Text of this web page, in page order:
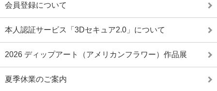
会員登録について
本人認証サービス「3Dセキュア2.0」について
2026 ディップアート（アメリカンフラワー）作品展
夏季休業のご案内